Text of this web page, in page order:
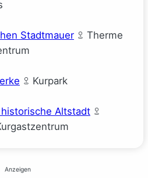
Stadtmauer
Therme
Kurpark
Altstadt
Anzeigen